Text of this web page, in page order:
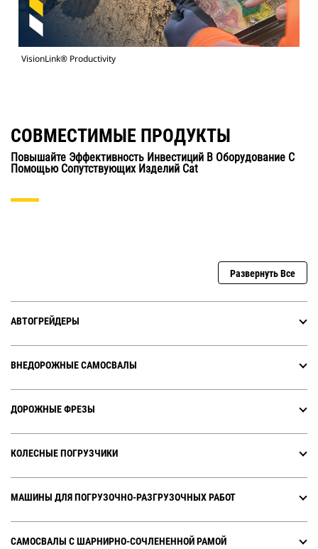
VisionLink® Productivity
СОВМЕСТИМЫЕ ПРОДУКТЫ
Повышайте Эффективность Инвестиций В Оборудование С
Помощью Сопутствующих Изделий Cat
Развернуть Все
АВТОГРЕЙДЕРЫ
ВНЕДОРОЖНЫЕ САМОСВАЛЫ
ДОРОЖНЫЕ ФРЕЗЫ
КОЛЕСНЫЕ ПОГРУЗЧИКИ
МАШИНЫ ДЛЯ ПОГРУЗОЧНО-РАЗГРУЗОЧНЫХ РАБОТ
САМОСВАЛЫ С ШАРНИРНО-СОЧЛЕНЕННОЙ РАМОЙ